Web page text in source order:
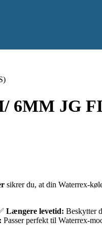
6MM JG
sikrer du, at din Waterrex-
Længere levetid: Beskytter
Passer perfekt til Waterrex-